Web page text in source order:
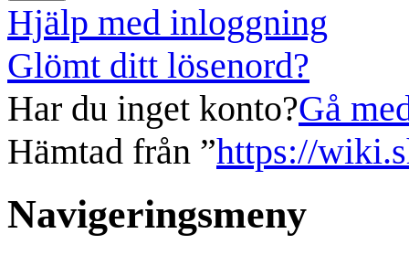
Hjälp med inloggning
Glömt ditt lösenord?
Har du inget konto?Gå
Hämtad från ”https://
Navigeringsmeny